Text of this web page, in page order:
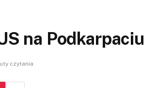
na Podkarpaciu
czytania